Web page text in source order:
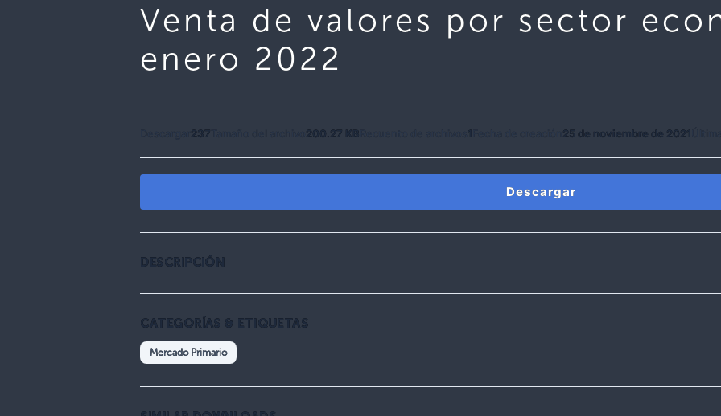
Venta de valores por sector
enero 2022
237 200.27 KB 1 25 de noviembre de 2021
Descargar
DESCRIPCIÓN
CATEGORÍAS & ETIQUETAS
Mercado Primario